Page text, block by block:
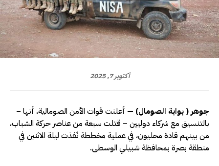
أكتوبر 7, 2025
جوهر ( بوابة الصومال) — أعلنت قوات الأمن الصومالية، أنها –
بالتنسيق مع شركاء دوليين – قتلت سبعة من عناصر حركة الشباب،
من بينهم قادة محليون، في عملية مخططة نُفذت ليلة الاثنين في
منطقة بصرة بمحافظة شبيلي الوسطى.